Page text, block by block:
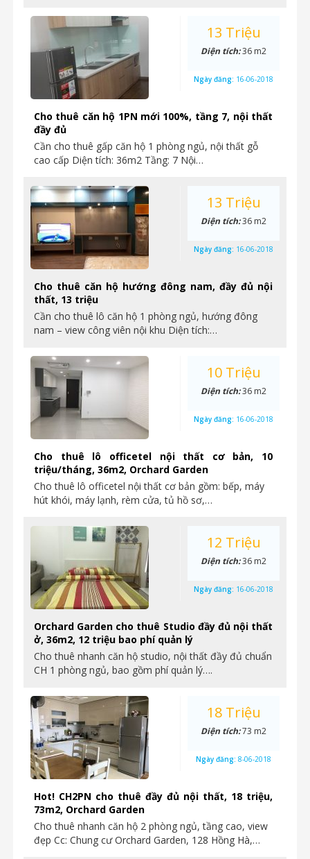
Cho thuê căn hộ 1PN mới 100%, tầng 7, nội thất
đầy đủ
Cần cho thuê gấp căn hộ 1 phòng ngủ, nội thất gỗ
cao cấp Diện tích: 36m2 Tầng: 7 Nội…
13 Triệu
Diện tích:36 m2
Ngày đăng: 16-06-2018
Cho thuê căn hộ hướng đông nam, đầy đủ nội
thất, 13 triệu
Cần cho thuê lô căn hộ 1 phòng ngủ, hướng đông
nam – view công viên nội khu Diện tích:…
13 Triệu
Diện tích:36 m2
Ngày đăng: 16-06-2018
Cho thuê lô officetel nội thất cơ bản, 10
triệu/tháng, 36m2, Orchard Garden
Cho thuê lô officetel nội thất cơ bản gồm: bếp, máy
hút khói, máy lạnh, rèm cửa, tủ hồ sơ,…
10 Triệu
Diện tích:36 m2
Ngày đăng: 16-06-2018
Orchard Garden cho thuê Studio đầy đủ nội thất
ở, 36m2, 12 triệu bao phí quản lý
Cho thuê nhanh căn hộ studio, nội thất đầy đủ chuẩn
CH 1 phòng ngủ, bao gồm phí quản lý….
12 Triệu
Diện tích:36 m2
Ngày đăng: 16-06-2018
Hot! CH2PN cho thuê đầy đủ nội thất, 18 triệu,
73m2, Orchard Garden
Cho thuê nhanh căn hộ 2 phòng ngủ, tầng cao, view
đẹp Cc: Chung cư Orchard Garden, 128 Hồng Hà,…
18 Triệu
Diện tích:73 m2
Ngày đăng: 8-06-2018